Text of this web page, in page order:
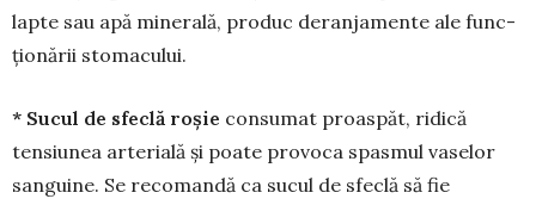
lapte sau apă mine­rală, produc deranjamente ale func­
ționării stomacului.
* Sucul de sfeclă roșie con­sumat proaspăt, ridică
tensiunea arterială și poate provoca spasmul va­selor
sanguine. Se recomandă ca sucul de sfeclă să fie